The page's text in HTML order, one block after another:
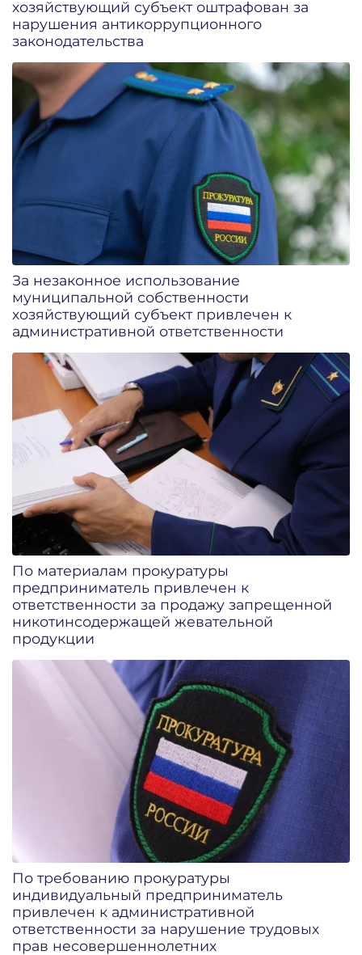
хозяйствующий субъект оштрафован за
нарушения антикоррупционного
законодательства
За незаконное использование
муниципальной собственности
хозяйствующий субъект привлечен к
административной ответственности
По материалам прокуратуры
предприниматель привлечен к
ответственности за продажу запрещенной
никотинсодержащей жевательной
продукции
По требованию прокуратуры
индивидуальный предприниматель
привлечен к административной
ответственности за нарушение трудовых
прав несовершеннолетних